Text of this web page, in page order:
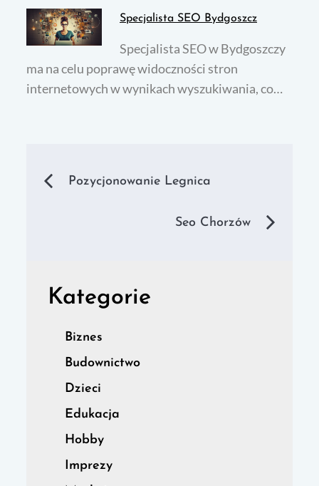
Specjalista SEO Bydgoszcz
Specjalista SEO w Bydgoszczy
ma na celu poprawę widoczności stron
internetowych w wynikach wyszukiwania, co…
Nawigacja
Pozycjonowanie Legnica
Seo Chorzów
Kategorie
Biznes
Budownictwo
Dzieci
Edukacja
Hobby
Imprezy